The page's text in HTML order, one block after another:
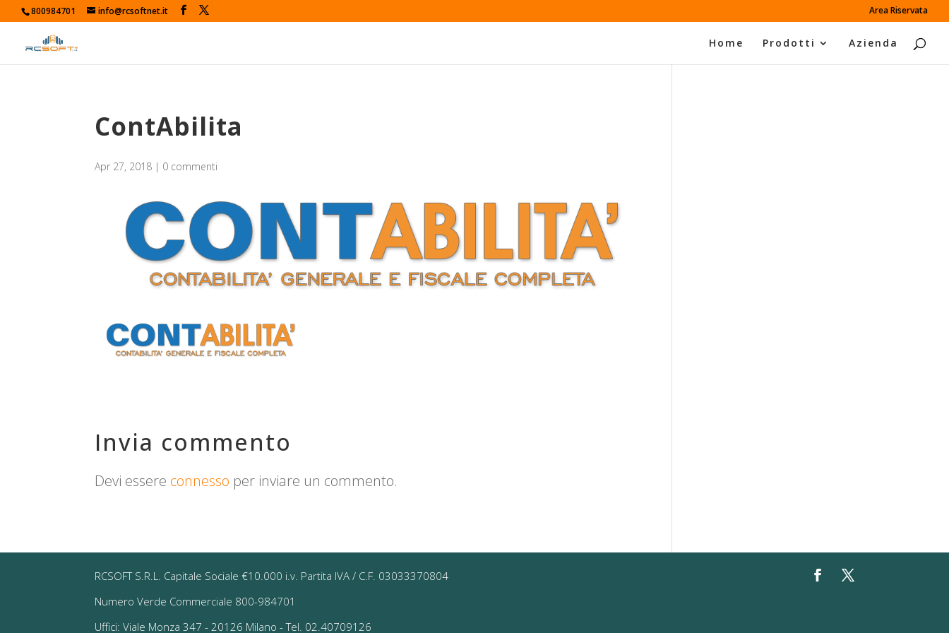
800984701 info@rcsoftnet.it Area Riservata
Home Prodotti Azienda
ContAbilita
Apr 27, 2018 | 0 commenti
Invia commento
Devi essere connesso per inviare un commento.
RCSOFT S.R.L. Capitale Sociale €10.000 i.v. Partita IVA / C.F. 03033370804
Numero Verde Commerciale 800-984701
Uffici: Viale Monza 347 - 20126 Milano - Tel. 02.40709126